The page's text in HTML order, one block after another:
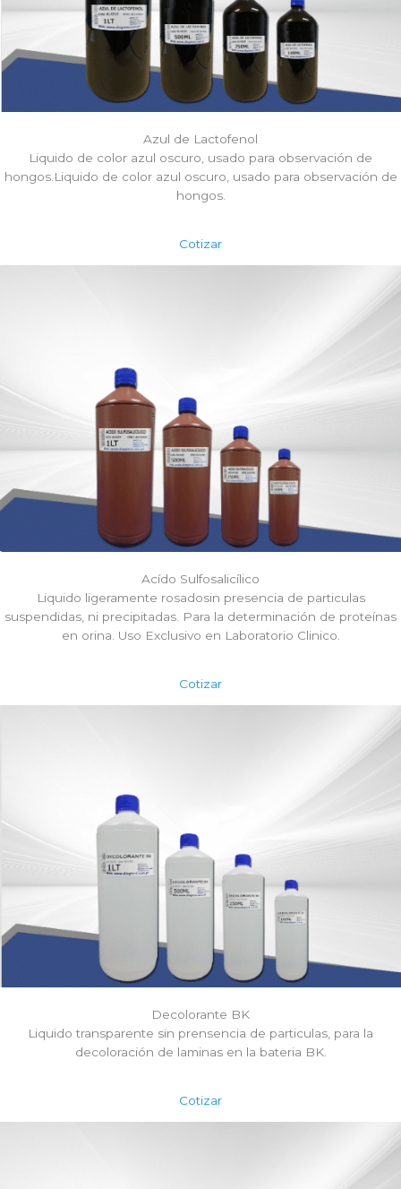
Azul de Lactofenol
Liquido de color azul oscuro, usado para observación de
hongos.Liquido de color azul oscuro, usado para observación de
hongos.
Cotizar
Acído Sulfosalicílico
Liquido ligeramente rosadosin presencia de particulas
suspendidas, ni precipitadas. Para la determinación de proteínas
en orina. Uso Exclusivo en Laboratorio Clinico.
Cotizar
Decolorante BK
Liquido transparente sin prensencia de particulas, para la
decoloración de laminas en la bateria BK.
Cotizar